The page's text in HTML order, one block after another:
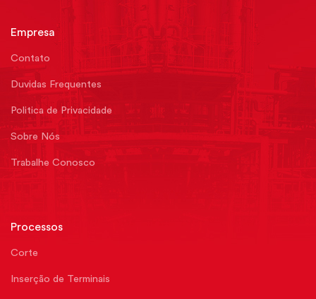
Empresa
Contato
Duvidas Frequentes
Politica de Privacidade
Sobre Nós
Trabalhe Conosco
Processos
Corte
Inserção de Terminais